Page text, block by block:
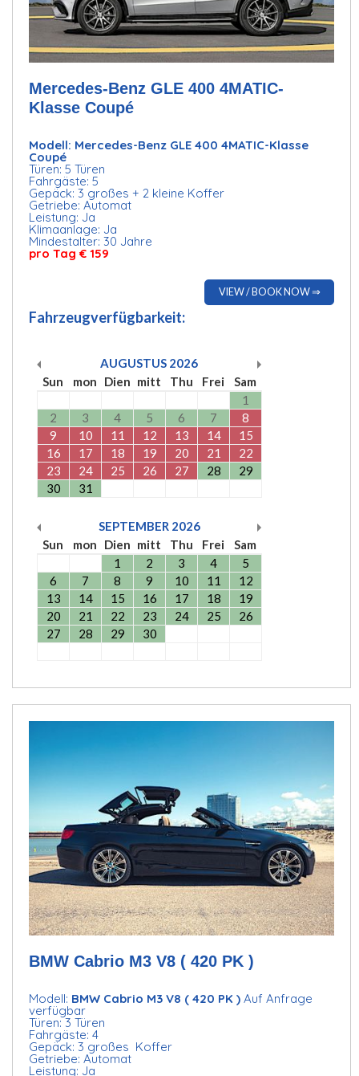
Mercedes-Benz GLE 400 4MATIC-
Klasse Coupé
Modell: Mercedes-Benz GLE 400 4MATIC-Klasse
Coupé
Türen: 5 Türen
Fahrgäste: 5
Gepäck: 3 großes + 2 kleine Koffer
Getriebe: Automat
Leistung: Ja
Klimaanlage: Ja
Mindestalter: 30 Jahre
pro Tag € 159
VIEW / BOOK NOW ⇒
Fahrzeugverfügbarkeit:
AUGUSTUS 2026
Sun
mon Dien mitt Thu Frei
Sam
1
2
3 4 5 6 7
8
9
10 11 12 13 14
15
16
17 18 19 20 21
22
23
24 25 26 27 28
29
30
31
SEPTEMBER 2026
Sun
mon Dien mitt Thu Frei
Sam
1
2 3 4
5
6
7 8 9 10 11
12
13
14 15 16 17 18
19
20
21 22 23 24 25
26
27
28 29 30
BMW Cabrio M3 V8 ( 420 PK )
Modell: BMW Cabrio M3 V8 ( 420 PK )Auf Anfrage
verfügbar
Türen: 3 Türen
Fahrgäste: 4
Gepäck: 3 großes Koffer
Getriebe: Automat
Leistung: Ja